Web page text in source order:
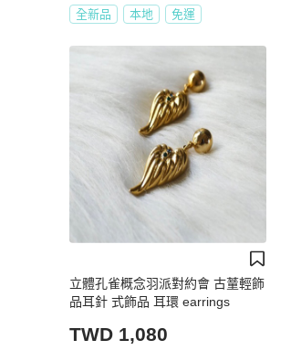
全新品 本地 免運
立體孔雀概念羽派對約會 古蕫輕飾
品耳針 式飾品 耳環 earrings
TWD 1,080